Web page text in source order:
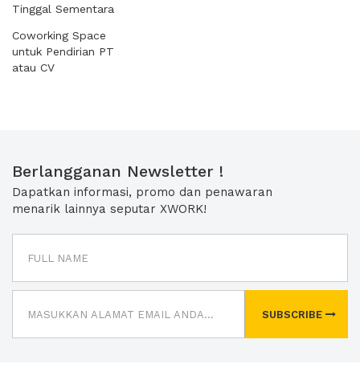
Tinggal Sementara
Coworking Space
untuk Pendirian PT
atau CV
Berlangganan Newsletter !
Dapatkan informasi, promo dan penawaran
menarik lainnya seputar XWORK!
SUBSCRIBE